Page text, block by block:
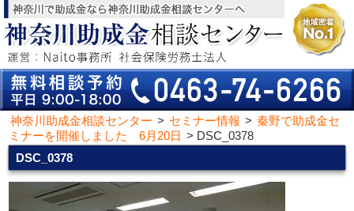
神奈川助成金相談センター > セミナー情報 > 秦野で助成金セ
ミナーを開催しました 6月20日 > DSC_0378
DSC_0378